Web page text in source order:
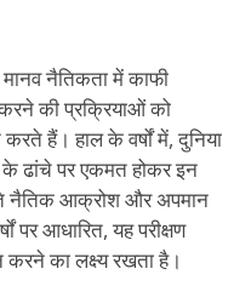
नैतिकता में काफी
की प्रक्रियाओं को
हैं। हाल के वर्षों में, दुनिया
ढांचे पर एकमत होकर इन
नैतिक आक्रोश और अपमान
आधारित, यह परीक्षण
का लक्ष्य रखता है।